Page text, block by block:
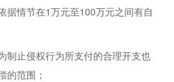
据情节在1万元至100万元之间有自
止侵权行为所支付的合理开支也
的范围；